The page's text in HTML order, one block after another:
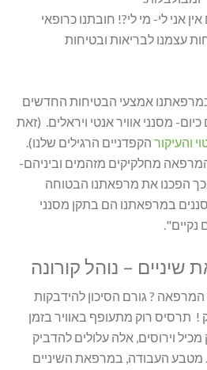
לי- מי לי?! חובתנו כרופאי
עצמנו לבריאות ובטיחות
אמצעי הבטיחות החדשים
מסנני אוויר אנטי ויראלים. (זאת
והעיקור הקפדניים הרגילים שלנו).
מחלקיקים מזהמים וביניהם-
בכך הפכנו את מרפאתנו הבטוחה
במרפאתנו הם בתקן מסנני
נקיים".
שיניים – נוהל קורונה
המרפאה ? גורם הסיכון להידבקות
! תרסיס רוק מתעופף באוויר בזמן
וירוסים, אלה עלולים להדביק
העבודה, במרפאת השיניים